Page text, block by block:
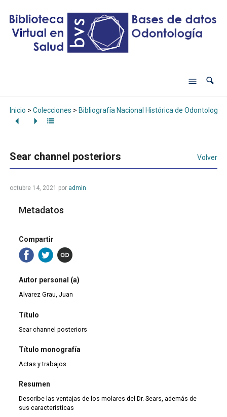
Inicio > Colecciones > Bibliografía Nacional Histórica de Odontología
Sear channel posteriors Volver
octubre 14, 2021 por admin
Metadatos
Compartir
Autor personal (a)
Alvarez Grau, Juan
Título
Sear channel posteriors
Título monografía
Actas y trabajos
Resumen
Describe las ventajas de los molares del Dr. Sears, además de
sus características